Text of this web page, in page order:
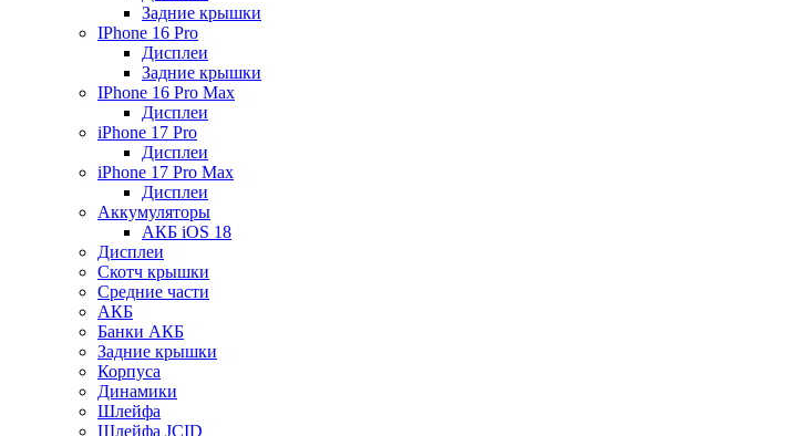
Задние крышки
IPhone 16 Pro
Дисплеи
Задние крышки
IPhone 16 Pro Max
Дисплеи
iPhone 17 Pro
Дисплеи
iPhone 17 Pro Max
Дисплеи
Аккумуляторы
АКБ iOS 18
Дисплеи
Скотч крышки
Средние части
АКБ
Банки АКБ
Задние крышки
Корпуса
Динамики
Шлейфа
Шлейфа JCID